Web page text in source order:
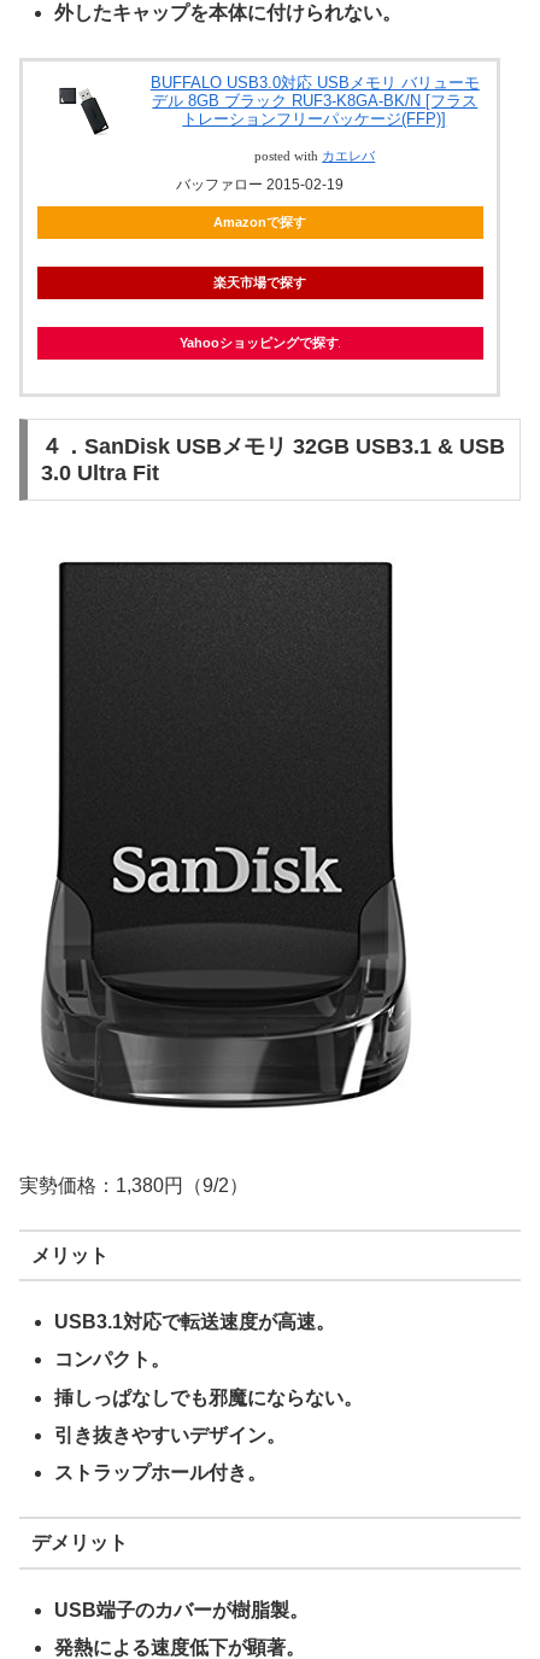
外したキャップを本体に付けられない。
BUFFALO USB3.0対応 USBメモリ バリューモ
デル 8GB ブラック RUF3-K8GA-BK/N [フラス
トレーションフリーパッケージ(FFP)]
posted with カエレバ
バッファロー 2015-02-19
Amazonで探す
楽天市場で探す
Yahooショッピングで探す
４．SanDisk USBメモリ 32GB USB3.1 & USB
3.0 Ultra Fit
実勢価格：1,380円（9/2）
メリット
USB3.1対応で転送速度が高速。
コンパクト。
挿しっぱなしでも邪魔にならない。
引き抜きやすいデザイン。
ストラップホール付き。
デメリット
USB端子のカバーが樹脂製。
発熱による速度低下が顕著。